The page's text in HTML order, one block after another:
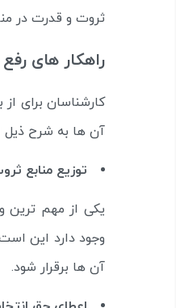
ثروت و قدرت در
راهکار های
کارشناسان برای
آن ها به شرح
توزیع منابع
یکی از مهم ترین
وجود دارد این
آن ها برقرار شود.